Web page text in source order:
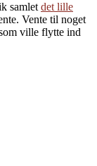
samlet det lille
Vente til noget
ville flytte ind